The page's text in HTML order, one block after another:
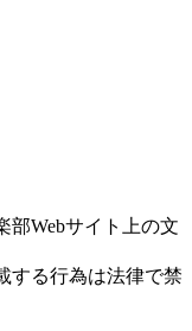
部Webサイト上の文
する行為は法律で禁